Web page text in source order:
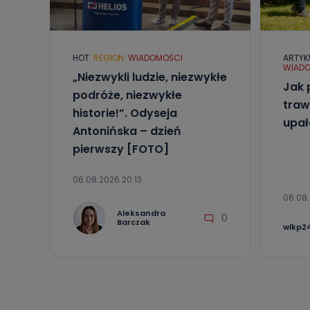
Telewizja
19 nie
Co
Po
Telewizji
19 dostępu
ich
sprzeciwu
HOT REGION WIADOMOŚCI
„Niezwykli ludzie, niezwykłe
podróże, niezwykłe
historie!”. Odyseja
Antonińska – dzień
pierwszy [FOTO]
06.08.2026 20:13
Aleksandra
Barczak
0
Jak